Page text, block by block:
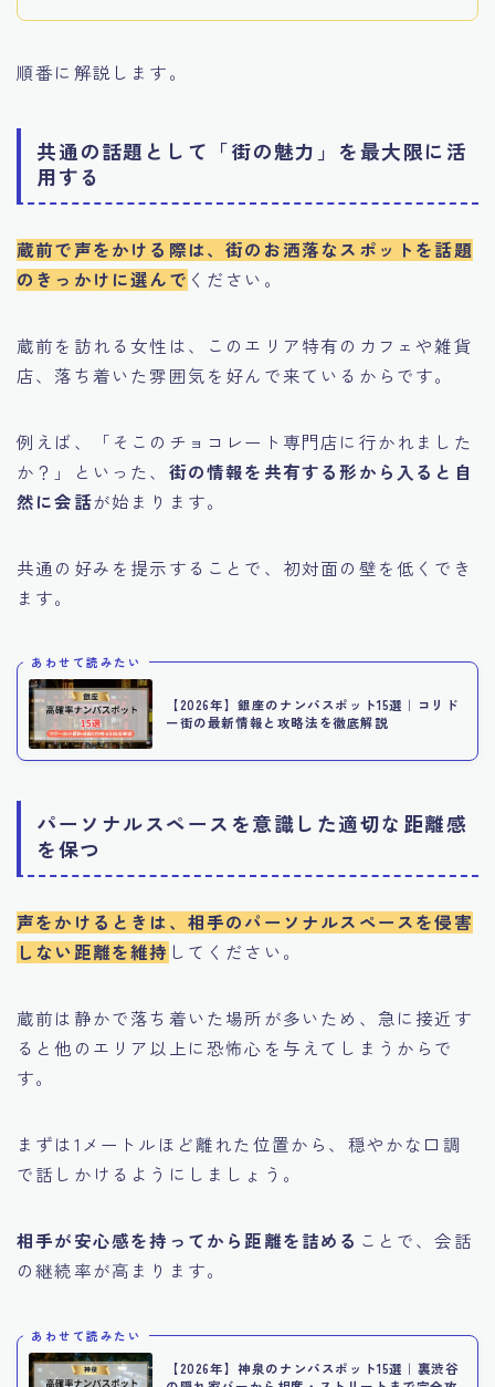
順番に解説します。
共通の話題として「街の魅力」を最大限に活
用する
蔵前で声をかける際は、街のお洒落なスポットを話題
のきっかけに選んで ください。
蔵前を訪れる女性は、このエリア特有のカフェや雑貨
店、落ち着いた雰囲気を好んで来ているからです。
例えば、「そこのチョコレート専門店に行かれました
か？」といった、 街の情報を共有する形から入ると自
然に会話が始まります。
共通の好みを提示することで、初対面の壁を低くでき
ます。
あわせて読みたい
【2026年】銀座のナンパスポット15選｜コリド
ー街の最新情報と攻略法を徹底解説
パーソナルスペースを意識した適切な距離感
を保つ
声をかけるときは、相手のパーソナルスペースを侵害
しない距離を維持 してください。
蔵前は静かで落ち着いた場所が多いため、急に接近す
ると他のエリア以上に恐怖心を与えてしまうからで
す。
まずは1メートルほど離れた位置から、穏やかな口調
で話しかけるようにしましょう。
相手が安心感を持ってから距離を詰める ことで、会話
の継続率が高まります。
あわせて読みたい
【2026年】神泉のナンパスポット15選｜裏渋谷